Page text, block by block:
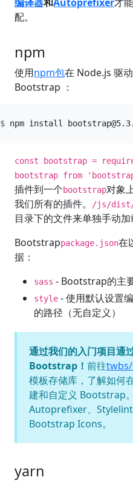
配。
npm
使用npm包在 Node.js 驱
Bootstrap ：
npm install
const bootstrap =
bootstrap from
插件到一个bootstrap对象
我们所有的插件。
/js/
目录下的文件来单独手动
Bootstrappackage.json在
据：
sass - Bootstrap的主
style - 使用默认设置
的路径（无自定义）
通过我们的入门项目通
Bootstrap！ 前往
模板存储库，了解如何
建和自定义 Bootstrap
Autoprefixer、Stylelint
Bootstrap Icons。
yarn